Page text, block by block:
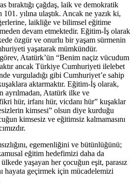
bıraktığı çağdaş, laik ve demokratik
yılına ulaştık. Ancak ne yazık ki,
laikliğe ve bilimsel eğitime
devam etmektedir. Eğitim-İş olarak
özgür ve onurlu bir yaşam sürmenin
yaşatarak mümkündür.
Atatürk’ün “Benim naçiz vücudum
ancak Türkiye Cumhuriyeti ilelebet
vurguladığı gibi Cumhuriyet’e sahip
aktarmaktır. Eğitim-İş olarak,
ayrılmadan, Atatürk ilke ve
hür, irfanı hür, vicdanı hür” kuşaklar
kimsesi” olsun diye kurduğu
kimsesiz ve eğitimsiz kalmamasını
egemenliğini ve bütünlüğünü;
eğitim hedefimizi daha da
yaşayan her çocuğun eşit, parasız
hayata geçirmek için mücadelemizi